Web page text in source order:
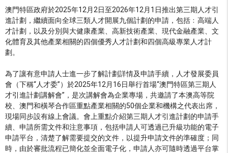
澳門特區政府於2025年12月2日至2026年12月1日推出第三期人才引
進計劃，繼續面向全球三類人才開展九個計劃的申請，包括﹕高端人
才計劃，以及分別與大健康產業、高新技術產業、現代金融產業、文
化體育及其他產業相關的四個優秀人才計劃和四個高級專業人才計
劃。
為了讓有意申請人士進一步了解計劃詳情及申請手續，人才發展委員
會（下稱“人才委”）於2025年12月16日舉行首場“澳門特區第三期人
才引進計劃講解會”，是次講解會為企業專場，共邀請了本澳高等院
校、澳門和橫琴合作區重點產業相關的50個企業和機構之代表出席，
現場同步設有線上會議。會上重點介紹第三期人才引進計劃的申請手
續、申請所需文件和注意事項，包括申請人可透過已升級功能的電子
申請平台，清楚了解需要提交的文件，以提升申請文件的準確度；同
時，由於審批流程已簡化並全面電子化，申請人亦可隨時透過平台掌